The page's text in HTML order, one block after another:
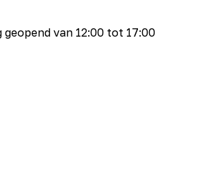
geopend van 12:00 tot 17:00